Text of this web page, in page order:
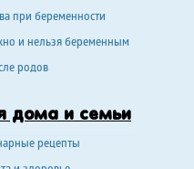
при беременности
и нельзя беременным
родов
дома и семьи
рецепты